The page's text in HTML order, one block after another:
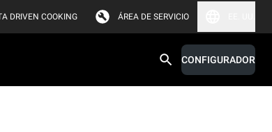
DRIVEN COOKING ÁREA DE SERVICIO
CONFIGURADOR